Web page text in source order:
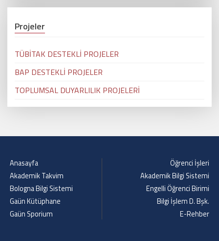
Projeler
TÜBİTAK DESTEKLİ PROJELER
BAP DESTEKLİ PROJELER
TOPLUMSAL DUYARLILIK PROJELERİ
Anasayfa
Akademik Takvim
Bologna Bilgi Sistemi
Gaün Kütüphane
Gaün Sporium
Öğrenci İşleri
Akademik Bilgi Sistemi
Engelli Öğrenci Birimi
Bilgi İşlem D. Bşk.
E-Rehber